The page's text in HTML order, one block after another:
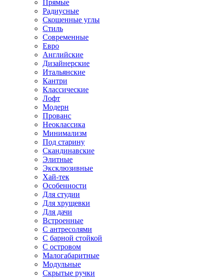
Прямые
Радиусные
Скошенные углы
Стиль
Современные
Евро
Английские
Дизайнерские
Итальянские
Кантри
Классические
Лофт
Модерн
Прованс
Неоклассика
Минимализм
Под старину
Скандинавские
Элитные
Эксклюзивные
Хай-тек
Особенности
Для студии
Для хрущевки
Для дачи
Встроенные
С антресолями
С барной стойкой
С островом
Малогабаритные
Модульные
Скрытые ручки